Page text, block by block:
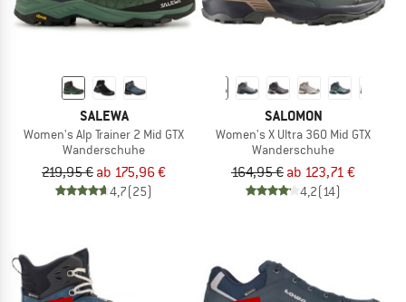
SALEWA
Women's Alp Trainer 2 Mid GTX
Wanderschuhe
219,95 € ab 175,96 €
4,7(25)
SALOMON
Women's X Ultra 360 Mid GTX
Wanderschuhe
164,95 € ab 123,71 €
4,2(14)